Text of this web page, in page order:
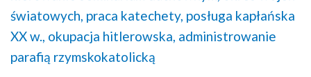
światowych, praca katechety, posługa kapłańska
XX w., okupacja hitlerowska, administrowanie
parafią rzymskokatolicką